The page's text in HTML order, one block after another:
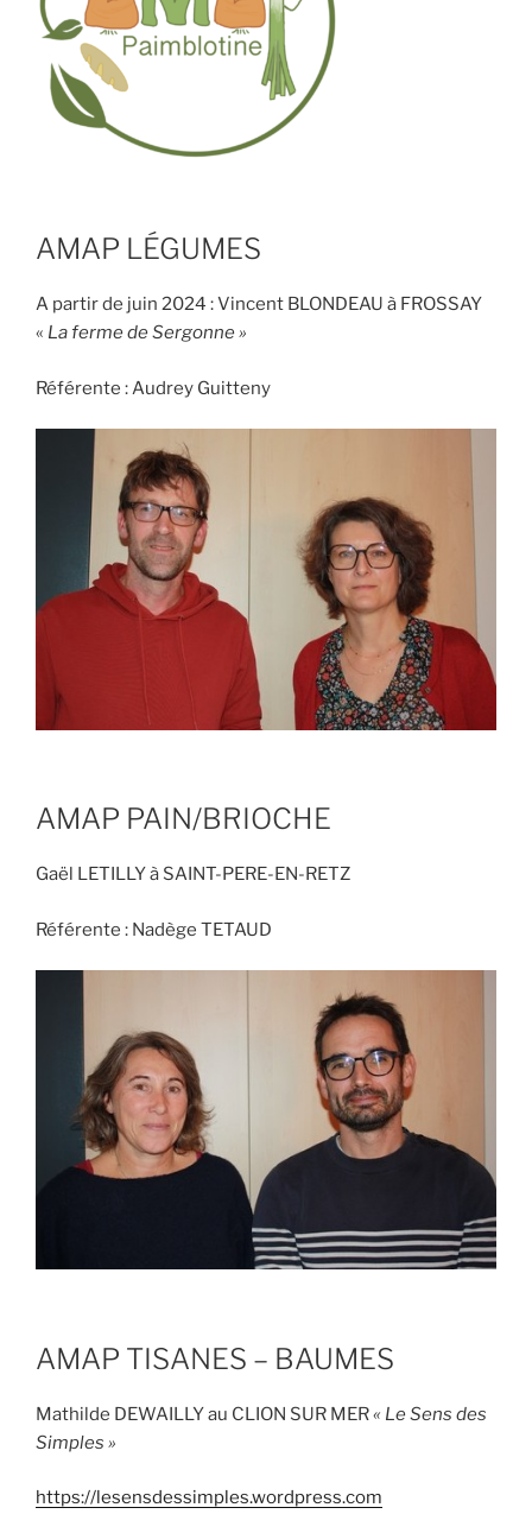
AMAP LÉGUMES
A partir de juin 2024 : Vincent BLONDEAU à FROSSAY
« La ferme de Sergonne »
Référente : Audrey Guitteny
AMAP PAIN/BRIOCHE
Gaël LETILLY à SAINT-PERE-EN-RETZ
Référente : Nadège TETAUD
AMAP TISANES – BAUMES
Mathilde DEWAILLY au CLION SUR MER« Le Sens des
Simples »
https://lesensdessimples.wordpress.com